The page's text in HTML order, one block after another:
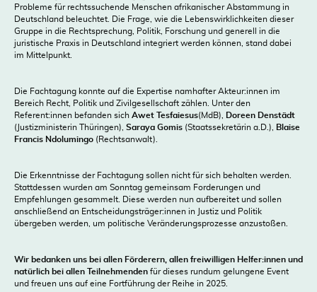
Probleme für rechtssuchende Menschen afrikanischer Abstammung in
Deutschland beleuchtet. Die Frage, wie die Lebenswirklichkeiten dieser
Gruppe in die Rechtsprechung, Politik, Forschung und generell in die
juristische Praxis in Deutschland integriert werden können, stand dabei
im Mittelpunkt.
Die Fachtagung konnte auf die Expertise namhafter Akteur:innen im
Bereich Recht, Politik und Zivilgesellschaft zählen. Unter den
Referent:innen befanden sich Awet Tesfaiesus(MdB),
Doreen Denstädt
(Justizministerin Thüringen), Saraya Gomis (Staatssekretärin a.D.),
Blaise
Francis Ndolumingo (Rechtsanwalt).
Die Erkenntnisse der Fachtagung sollen nicht für sich behalten werden.
Stattdessen wurden am Sonntag gemeinsam Forderungen und
Empfehlungen gesammelt. Diese werden nun aufbereitet und sollen
anschließend an Entscheidungsträger:innen in Justiz und Politik
übergeben werden, um politische Veränderungsprozesse anzustoßen.
Wir bedanken uns bei allen Förderern, allen freiwilligen Helfer:innen und
natürlich bei allen Teilnehmenden für dieses rundum gelungene Event
und freuen uns auf eine Fortführung der Reihe in 2025.